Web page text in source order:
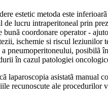
estetic metoda este
de lucru intraperitoneal prin
bunã coordonare operator -
ischemie si riscul leziunilor
a pneumoperitoneului, posibilã
în cazul patologiei
laparoscopia asistatã manual
recunoscute ale procedurilor